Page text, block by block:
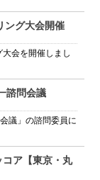
ング大会開催
会を開催しまし
諮問会議
議」の諮問委員に
ア【東京・丸